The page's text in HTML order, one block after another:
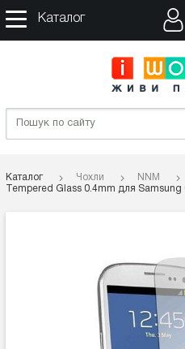
Каталог
Каталог Чохли NNM
Tempered Glass 0.4mm для